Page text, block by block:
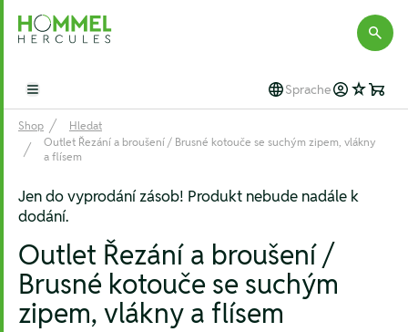
Hommel Hercules
Open main menu Sprache
Shop
Hledat
Outlet Řezání a broušení / Brusné kotouče se suchým zipem, vlákny
a flísem
Jen do vyprodání zásob! Produkt nebude nadále k
dodání.
Outlet Řezání a broušení /
Brusné kotouče se suchým
zipem, vlákny a flísem